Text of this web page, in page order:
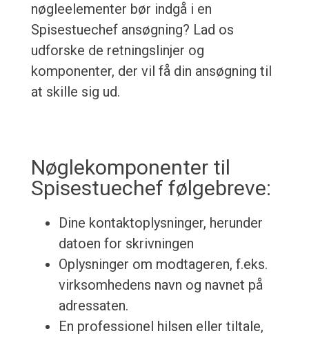
nøgleelementer bør indgå i en
Spisestuechef ansøgning? Lad os
udforske de retningslinjer og
komponenter, der vil få din ansøgning til
at skille sig ud.
Nøglekomponenter til
Spisestuechef følgebreve:
Dine kontaktoplysninger, herunder
datoen for skrivningen
Oplysninger om modtageren, f.eks.
virksomhedens navn og navnet på
adressaten.
En professionel hilsen eller tiltale,